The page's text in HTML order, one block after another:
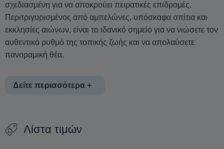
σχεδιασμένη για να αποκρούει πειρατικές επιδρομές.
Περιτριγυρισμένος από αμπελώνες, υπόσκαφα σπίτια και
εκκλησίες αιώνων, είναι το ιδανικό σημείο για να νιώσετε τον
αυθεντικό ρυθμό της τοπικής ζωής και να απολαύσετε
πανοραμική θέα.
Δείτε περισσότερα +
χωριό ανέγγιχτο από τον τουρισμό
Λίστα τιμών